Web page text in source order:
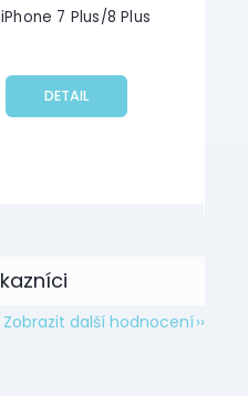
Swissten Sklo ultra durable 3D
Zobrazit další hodnocení